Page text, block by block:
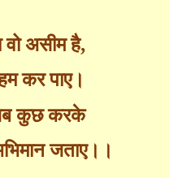
वो असीम है,
कर पाए।
सब कुछ करके
जताए।।